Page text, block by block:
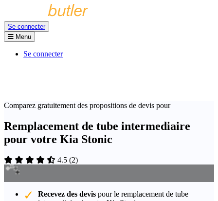
Se connecter
Menu
Se connecter
Comparez gratuitement des propositions de devis pour
Remplacement de tube intermediaire
pour votre Kia Stonic
4.5 (2)
Recevez des devis pour le remplacement de tube